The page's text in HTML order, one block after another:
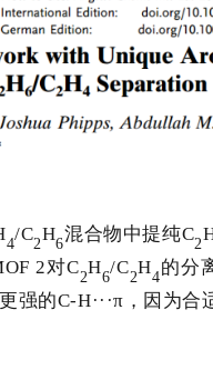
4/C2H6混合物中提纯C2
2对C2H6/C2H4的分
强的C-H···π ，因为合